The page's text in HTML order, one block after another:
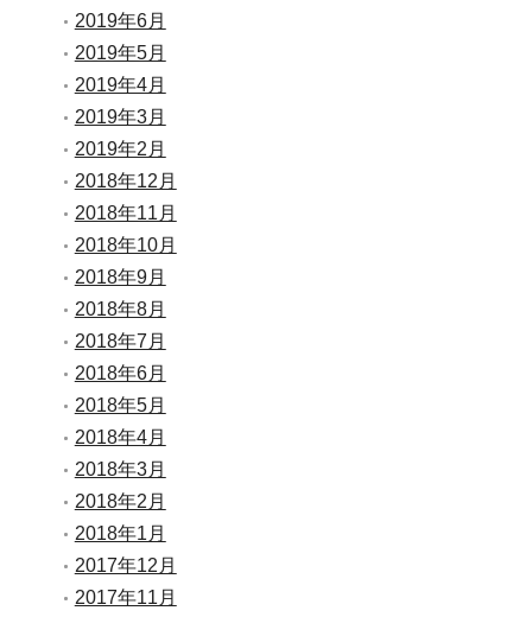
2019年6月
2019年5月
2019年4月
2019年3月
2019年2月
2018年12月
2018年11月
2018年10月
2018年9月
2018年8月
2018年7月
2018年6月
2018年5月
2018年4月
2018年3月
2018年2月
2018年1月
2017年12月
2017年11月